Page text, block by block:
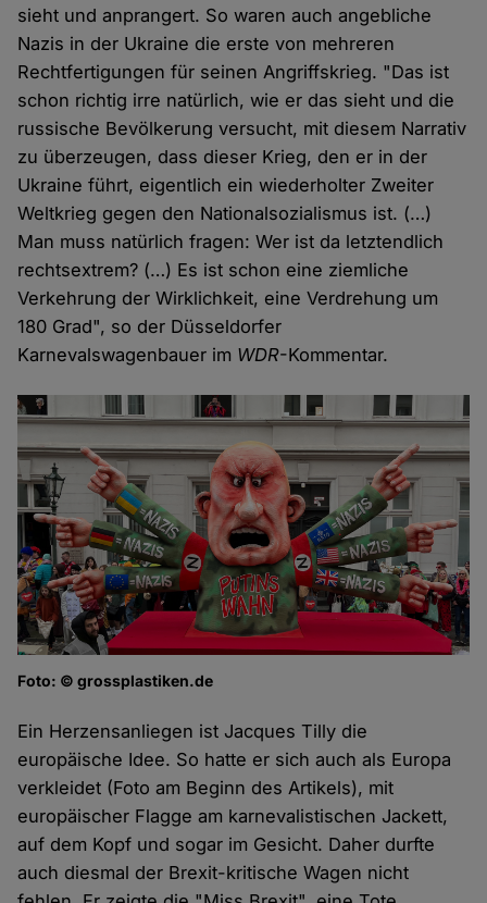
sieht und anprangert. So waren auch angebliche
Nazis in der Ukraine die erste von mehreren
Rechtfertigungen für seinen Angriffskrieg. "Das ist
schon richtig irre natürlich, wie er das sieht und die
russische Bevölkerung versucht, mit diesem Narrativ
zu überzeugen, dass dieser Krieg, den er in der
Ukraine führt, eigentlich ein wiederholter Zweiter
Weltkrieg gegen den Nationalsozialismus ist. (…)
Man muss natürlich fragen: Wer ist da letztendlich
rechtsextrem? (…) Es ist schon eine ziemliche
Verkehrung der Wirklichkeit, eine Verdrehung um
180 Grad", so der Düsseldorfer
Karnevalswagenbauer im WDR-Kommentar.
Foto: © grossplastiken.de
Ein Herzensanliegen ist Jacques Tilly die
europäische Idee. So hatte er sich auch als Europa
verkleidet (Foto am Beginn des Artikels), mit
europäischer Flagge am karnevalistischen Jackett,
auf dem Kopf und sogar im Gesicht. Daher durfte
auch diesmal der Brexit-kritische Wagen nicht